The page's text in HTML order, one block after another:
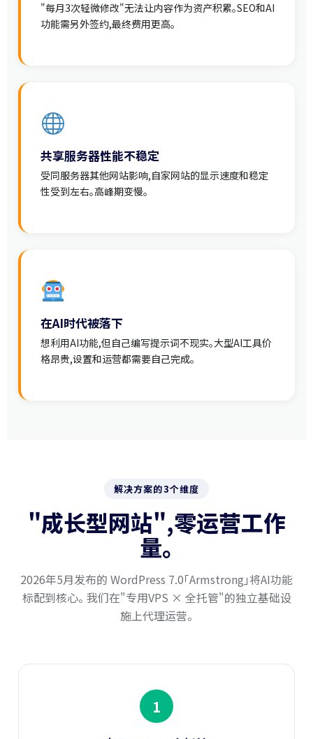
"每月3次轻微修改"无法让内容作为资产积累。SEO和AI
功能需另外签约,最终费用更高。
共享服务器性能不稳定
受同服务器其他网站影响,自家网站的显示速度和稳定
性受到左右。高峰期变慢。
在AI时代被落下
想利用AI功能,但自己编写提示词不现实。大型AI工具价
格昂贵,设置和运营都需要自己完成。
解决方案的3个维度
"成长型网站",零运营工作
量。
2026年5月发布的 WordPress 7.0「Armstrong」将AI功能
标配到核心。 我们在"专用VPS × 全托管"的独立基础设
施上代理运营。
1